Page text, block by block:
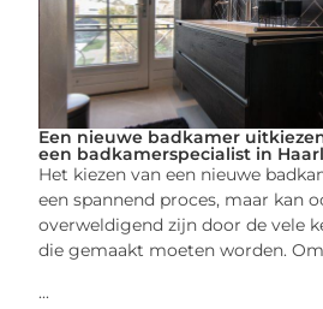
Een nieuwe badkamer
een badkamerspecialist in
Het kiezen van een nieuwe
een spannend proces, maar kan
overweldigend zijn door de vele
die gemaakt moeten worden.
...